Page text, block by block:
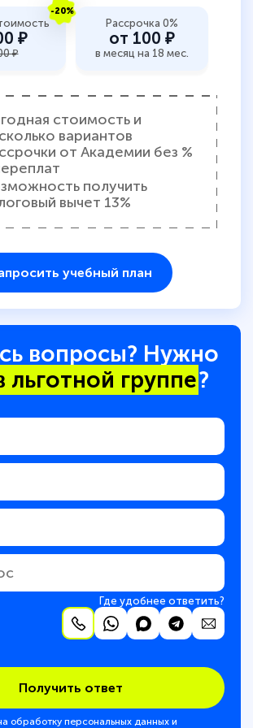
доступно на время
курса, удобная система
проблем не возникло ни на
-20%
₽
₽
Рассрочка 0%
от 100 ₽
в месяц на 18 мес.
стоимость и
вариантов
от Академии без %
получить
вычет 13%
учебный план
вопросы? Нужно
льготной группе?
Где удобнее ответить?
Получить ответ
обработку персональных данных и